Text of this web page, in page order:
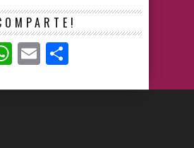
WhatsApp
Email